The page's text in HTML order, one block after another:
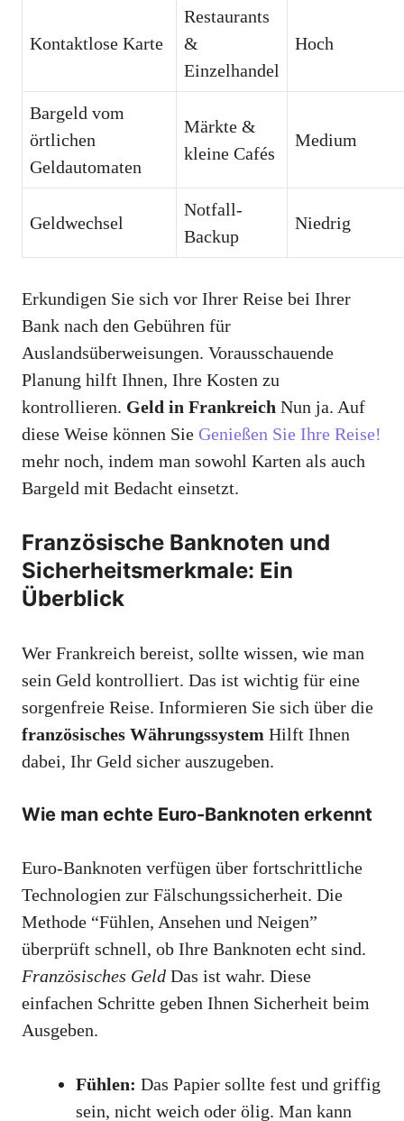
Kontaktlose Karte
Restaurants
&
Einzelhandel
Hoch
Bargeld vom
örtlichen
Geldautomaten
Märkte &
kleine Cafés
Medium
Geldwechsel
Notfall-
Backup
Niedrig
Erkundigen Sie sich vor Ihrer Reise bei Ihrer
Bank nach den Gebühren für
Auslandsüberweisungen. Vorausschauende
Planung hilft Ihnen, Ihre Kosten zu
kontrollieren. Geld in Frankreich Nun ja. Auf
diese Weise können Sie Genießen Sie Ihre Reise!
mehr noch, indem man sowohl Karten als auch
Bargeld mit Bedacht einsetzt.
Französische Banknoten und
Sicherheitsmerkmale: Ein
Überblick
Wer Frankreich bereist, sollte wissen, wie man
sein Geld kontrolliert. Das ist wichtig für eine
sorgenfreie Reise. Informieren Sie sich über die
französisches Währungssystem Hilft Ihnen
dabei, Ihr Geld sicher auszugeben.
Wie man echte Euro-Banknoten erkennt
Euro-Banknoten verfügen über fortschrittliche
Technologien zur Fälschungssicherheit. Die
Methode “Fühlen, Ansehen und Neigen”
überprüft schnell, ob Ihre Banknoten echt sind.
Französisches Geld Das ist wahr. Diese
einfachen Schritte geben Ihnen Sicherheit beim
Ausgeben.
Fühlen: Das Papier sollte fest und griffig
sein, nicht weich oder ölig. Man kann